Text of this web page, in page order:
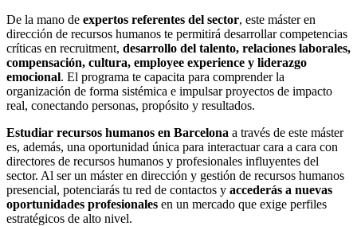
De la mano de expertos referentes del sector, este máster en
dirección de recursos humanos te permitirá desarrollar competencias
críticas en recruitment, desarrollo del talento, relaciones laborales,
compensación, cultura, employee experience y liderazgo
emocional. El programa te capacita para comprender la
organización de forma sistémica e impulsar proyectos de impacto
real, conectando personas, propósito y resultados.
Estudiar recursos humanos en Barcelona a través de este máster
es, además, una oportunidad única para interactuar cara a cara con
directores de recursos humanos y profesionales influyentes del
sector. Al ser un máster en dirección y gestión de recursos humanos
presencial, potenciarás tu red de contactos y accederás a nuevas
oportunidades profesionales en un mercado que exige perfiles
estratégicos de alto nivel.